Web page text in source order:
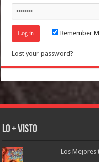
Remember
Lost your password?
Lo + Visto
Los Mejores